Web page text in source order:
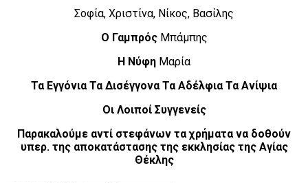
Σοφία, Χριστίνα, Νίκος, Βασίλης
Ο Γαμπρός Μπάμπης
Η Νύφη Μαρία
Τα Εγγόνια Τα Δισέγγονα Τα Αδέλφια Τα Ανίψια
Οι Λοιποί Συγγενείς
Παρακαλούμε αντί στεφάνων τα χρήματα να δοθούν
υπερ. της αποκατάστασης της εκκλησίας της Αγίας
Θέκλης